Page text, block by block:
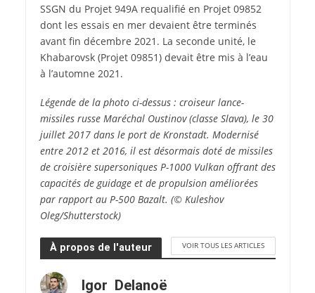
SSGN du Projet 949A requalifié en Projet 09852
dont les essais en mer devaient être terminés
avant fin décembre 2021. La seconde unité, le
Khabarovsk (Projet 09851) devait être mis à l’eau
à l’automne 2021.
Légende de la photo ci-dessus : croiseur lance-
missiles russe Maréchal Oustinov (classe Slava), le 30
juillet 2017 dans le port de Kronstadt. Modernisé
entre 2012 et 2016, il est désormais doté de missiles
de croisière supersoniques P-1000 Vulkan offrant des
capacités de guidage et de propulsion améliorées
par rapport au P-500 Bazalt. (© Kuleshov
Oleg/Shutterstock)
À propos de l'auteur VOIR TOUS LES ARTICLES
Igor Delanoë